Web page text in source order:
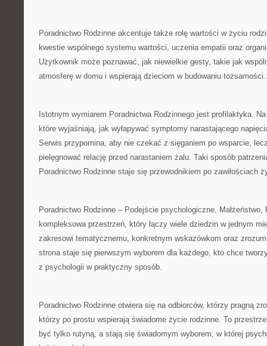
Poradnictwo Rodzinne akcentuje także rolę wartości w życiu
kwestie wspólnego systemu wartości, uczenia empatii oraz
Użytkownik może poznawać, jak niewielkie gesty, takie jak
atmosferę w domu i wspierają dzieciom w budowaniu tożsamości.
Istotnym wymiarem Poradnictwa Rodzinnego jest profilaktyka.
które wyjaśniają, jak wyłapywać symptomy narastającego
Serwis przypomina, aby nie czekać z sięganiem po wsparcie,
pielęgnować relację przed narastaniem żalu. Taki sposób
Poradnictwo Rodzinne staje się przewodnikiem po zawiłościach
Poradnictwo Rodzinne – Podejście psychologiczne, Małżeństwo,
kompleksowa przestrzeń, który łączy wiele dziedzin w jednym
zakresowi tematycznemu, konkretnym wskazówkom oraz
strona staje się pierwszym wyborem dla każdego, kto chce
z psychologii w praktyczny sposób.
Poradnictwo Rodzinne otwiera się na odbiorców, którzy pragną
którzy po prostu wspierają świadome życie rodzinne. To
być tylko rutyną, a stają się świadomym wyborem, w której